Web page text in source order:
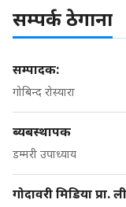
सम्पर्क ठेगाना
सम्पादक:
गोबिन्द रोस्यारा
ब्यबस्थापक
डम्मरी उपाध्याय
गोदावरी मिडिया प्रा. ली